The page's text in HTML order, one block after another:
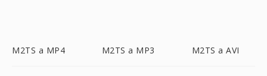
M2TS a MP4 M2TS a MP3 M2TS a AVI